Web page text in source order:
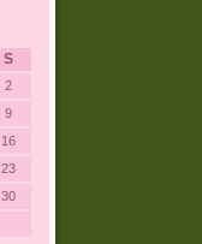
S
2
9
16
23
30